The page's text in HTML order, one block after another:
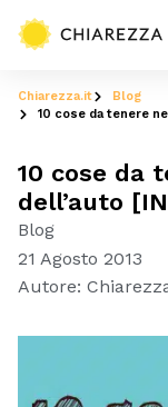
Chiarezza.it
Blog
10 cose da tenere
10 cose da
dell’auto
Blog
21 Agosto 2013
Autore: